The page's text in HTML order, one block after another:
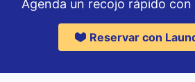
Agenda un recojo rápido
Reservar con